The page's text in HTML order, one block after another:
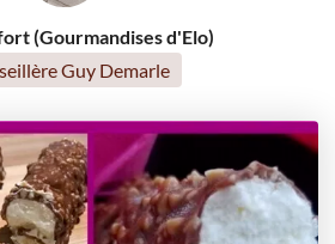
(Gourmandises d'Elo)
Guy Demarle